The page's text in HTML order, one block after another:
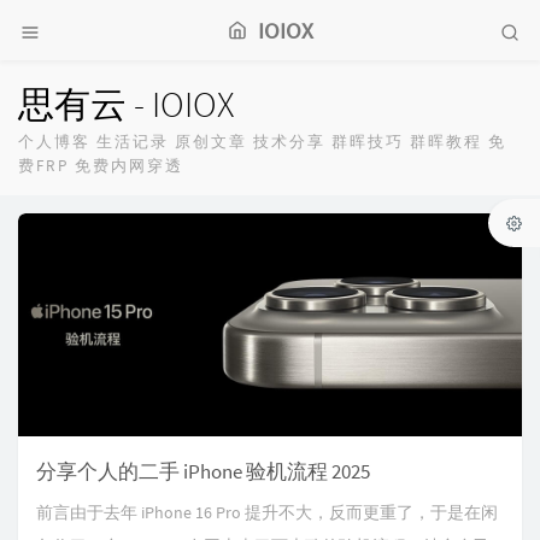
IOIOX
思有云 - IOIOX
个人博客 生活记录 原创文章 技术分享 群晖技巧 群晖教程 免
费FRP 免费内网穿透
分享个人的二手 iPhone 验机流程 2025
前言由于去年 iPhone 16 Pro 提升不大，反而更重了，于是在闲